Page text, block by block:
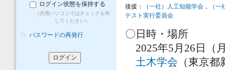
ログイン状態を保持する
（共用パソコンではチェックを外
してください）
パスワードの再発行
後援： （一社）人工知能学会 ，
（
テスト実行委員会
〇日時・場所
2025年5月26日
土木学会 （東京